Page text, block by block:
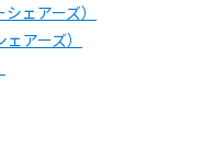
ェアーズ）
アーズ）